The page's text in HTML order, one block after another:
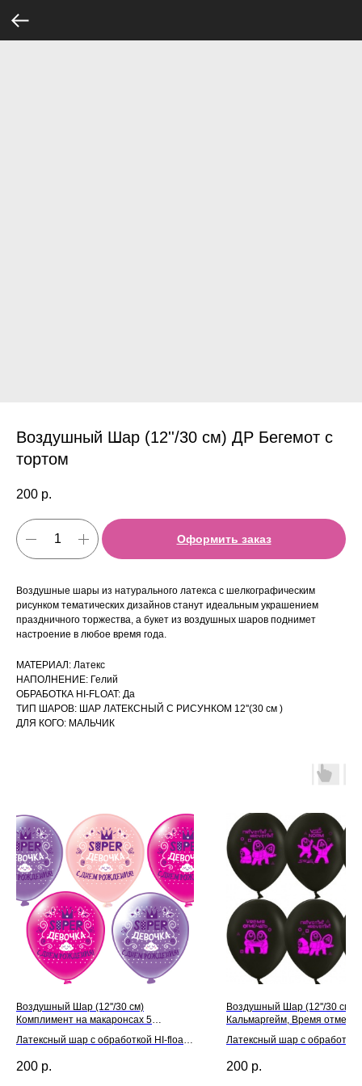
Воздушный Шар (12''/30 см) ДР Бегемот с
тортом
200 р.
Оформить заказ
Воздушные шары из натурального латекса с шелкографическим
рисунком тематических дизайнов станут идеальным украшением
праздничного торжества, а букет из воздушных шаров поднимет
настроение в любое время года.
МАТЕРИАЛ: Латекс
НАПОЛНЕНИЕ: Гелий
ОБРАБОТКА HI-FLOAT: Да
ТИП ШАРОВ: ШАР ЛАТЕКСНЫЙ С РИСУНКОМ 12''(30 см )
ДЛЯ КОГО: МАЛЬЧИК
Воздушный Шар (12''/30 см)
Комплимент на макаронсах 5
Латексный шар с обработкой HI-float
200 р.
Воздушный Шар (12''/30 см)
Кальмаргейм, Время
Латексный шар с
200 р.